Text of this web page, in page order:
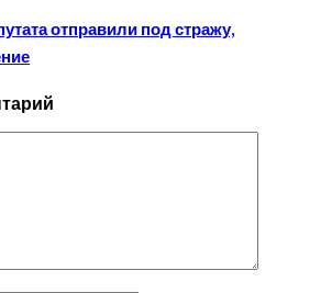
отправили под стражу,